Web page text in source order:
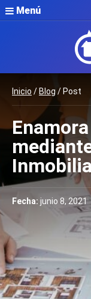
Menú
Inicio / Blog / Post
Fecha: junio 8,